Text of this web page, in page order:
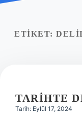
Yasal Uyarı
ETIKET:
TARIHTE
Tarih: Eylül 17, 2024